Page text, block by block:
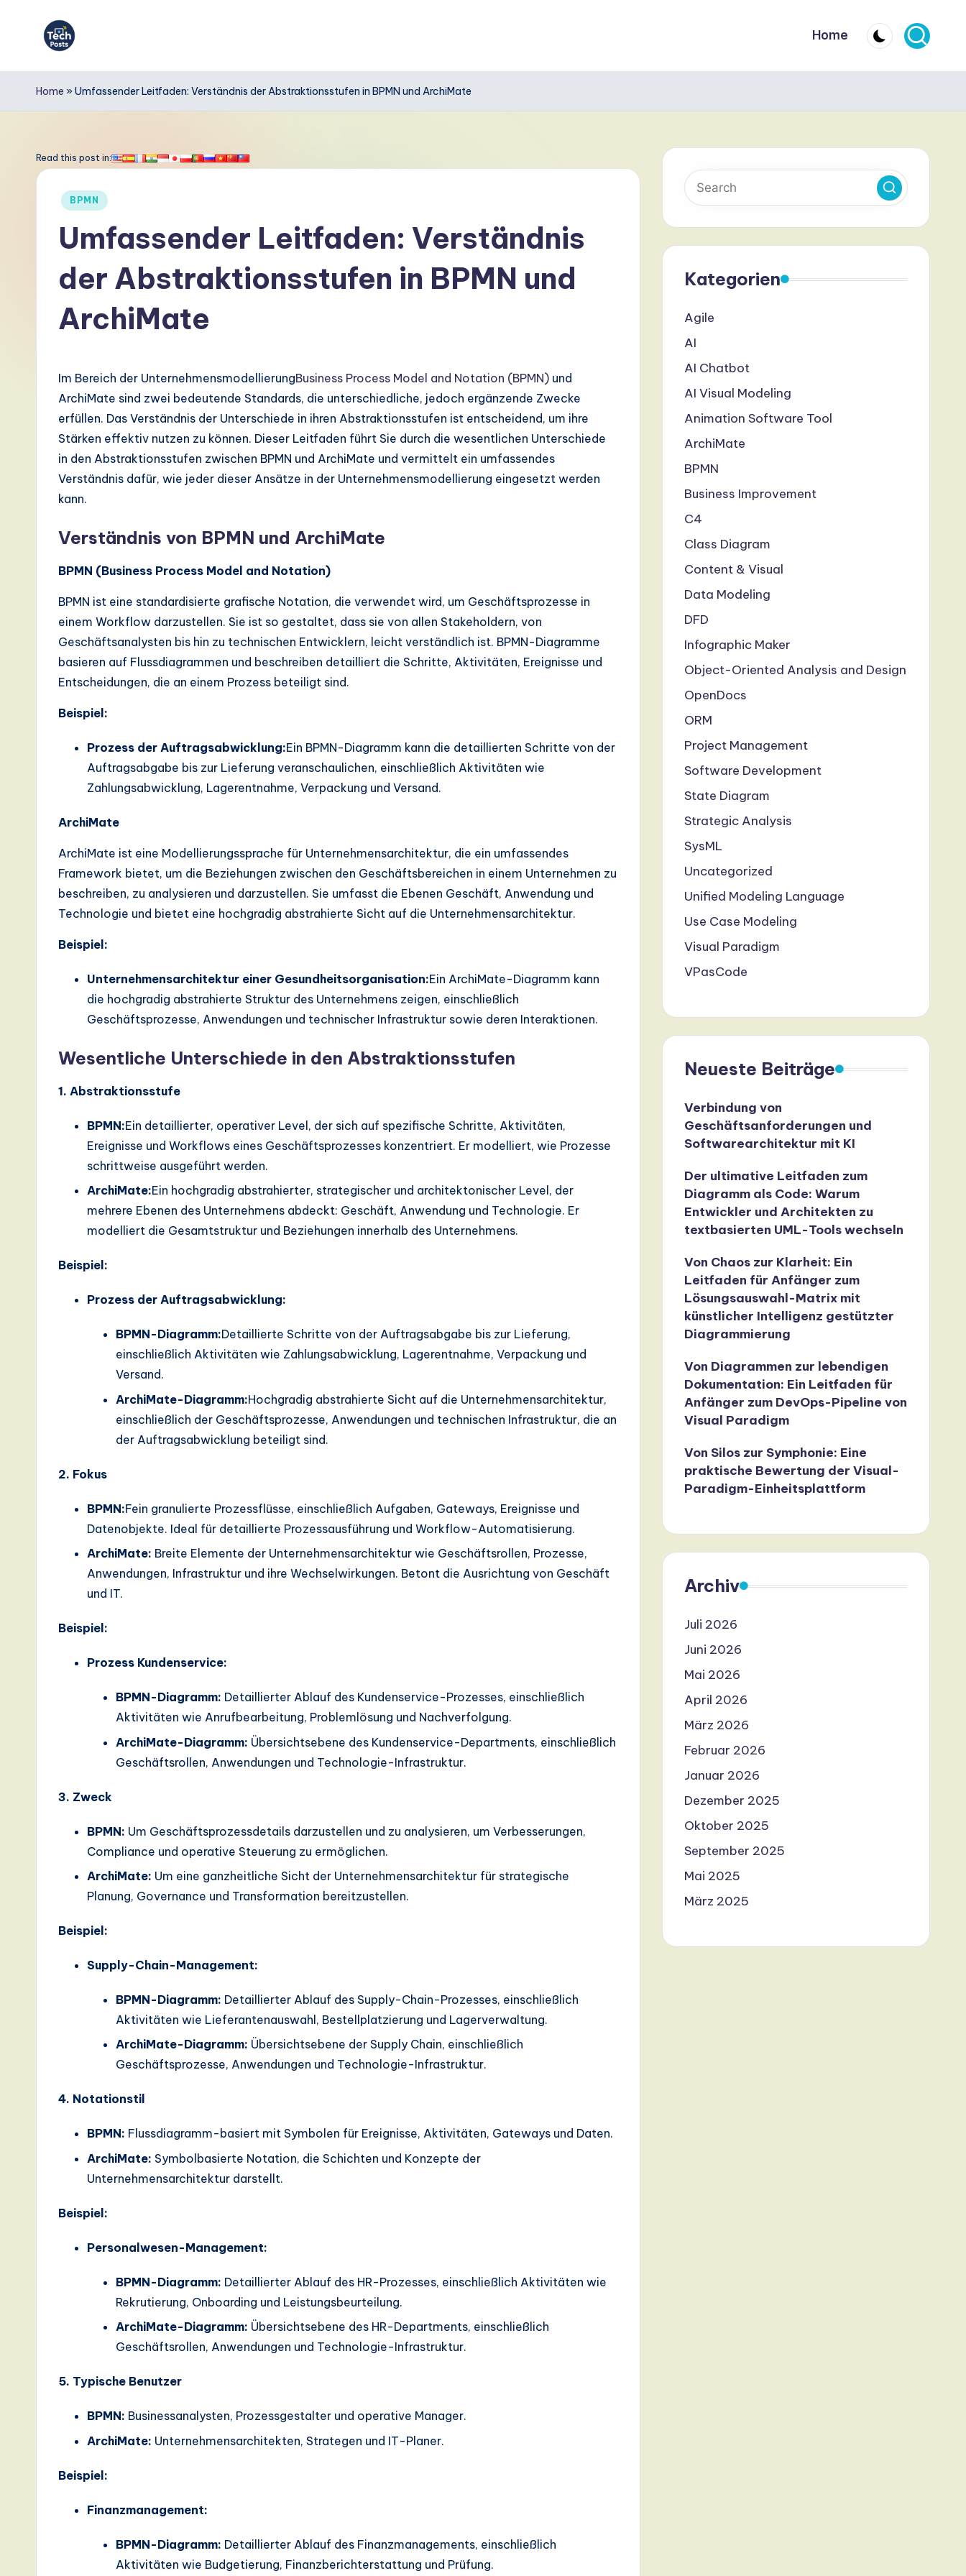
T
e
h
G
m
in
A
ft
w
Home
Home » Umfassender Leitfaden: Verständnis der Abstraktionsstufen in BPMN und ArchiMate
Read this post in:
Posted
BPMN
Umfassender Leitfaden: Verständnis
der Abstraktionsstufen in BPMN und
ArchiMate
Im Bereich der UnternehmensmodellierungBusiness Process Model and Notation (BPMN) und
ArchiMate sind zwei bedeutende Standards, die unterschiedliche, jedoch ergänzende Zwecke
erfüllen. Das Verständnis der Unterschiede in ihren Abstraktionsstufen ist entscheidend, um ihre
Stärken effektiv nutzen zu können. Dieser Leitfaden führt Sie durch die wesentlichen Unterschiede
in den Abstraktionsstufen zwischen BPMN und ArchiMate und vermittelt ein umfassendes
Verständnis dafür, wie jeder dieser Ansätze in der Unternehmensmodellierung eingesetzt werden
kann.
Verständnis von BPMN und ArchiMate
BPMN (Business Process Model and Notation)
BPMN ist eine standardisierte grafische Notation, die verwendet wird, um Geschäftsprozesse in
einem Workflow darzustellen. Sie ist so gestaltet, dass sie von allen Stakeholdern, von
Geschäftsanalysten bis hin zu technischen Entwicklern, leicht verständlich ist. BPMN-Diagramme
basieren auf Flussdiagrammen und beschreiben detailliert die Schritte, Aktivitäten, Ereignisse und
Entscheidungen, die an einem Prozess beteiligt sind.
Beispiel:
Prozess der Auftragsabwicklung:Ein BPMN-Diagramm kann die detaillierten Schritte von der
Auftragsabgabe bis zur Lieferung veranschaulichen, einschließlich Aktivitäten wie
Zahlungsabwicklung, Lagerentnahme, Verpackung und Versand.
ArchiMate
ArchiMate ist eine Modellierungssprache für Unternehmensarchitektur, die ein umfassendes
Framework bietet, um die Beziehungen zwischen den Geschäftsbereichen in einem Unternehmen zu
beschreiben, zu analysieren und darzustellen. Sie umfasst die Ebenen Geschäft, Anwendung und
Technologie und bietet eine hochgradig abstrahierte Sicht auf die Unternehmensarchitektur.
Beispiel:
Unternehmensarchitektur einer Gesundheitsorganisation:Ein ArchiMate-Diagramm kann
die hochgradig abstrahierte Struktur des Unternehmens zeigen, einschließlich
Geschäftsprozesse, Anwendungen und technischer Infrastruktur sowie deren Interaktionen.
Wesentliche Unterschiede in den Abstraktionsstufen
1. Abstraktionsstufe
BPMN:Ein detaillierter, operativer Level, der sich auf spezifische Schritte, Aktivitäten,
Ereignisse und Workflows eines Geschäftsprozesses konzentriert. Er modelliert, wie Prozesse
schrittweise ausgeführt werden.
ArchiMate:Ein hochgradig abstrahierter, strategischer und architektonischer Level, der
mehrere Ebenen des Unternehmens abdeckt: Geschäft, Anwendung und Technologie. Er
modelliert die Gesamtstruktur und Beziehungen innerhalb des Unternehmens.
Beispiel:
Prozess der Auftragsabwicklung:
BPMN-Diagramm:Detaillierte Schritte von der Auftragsabgabe bis zur Lieferung,
einschließlich Aktivitäten wie Zahlungsabwicklung, Lagerentnahme, Verpackung und
Versand.
ArchiMate-Diagramm:Hochgradig abstrahierte Sicht auf die Unternehmensarchitektur,
einschließlich der Geschäftsprozesse, Anwendungen und technischen Infrastruktur, die an
der Auftragsabwicklung beteiligt sind.
2. Fokus
BPMN:Fein granulierte Prozessflüsse, einschließlich Aufgaben, Gateways, Ereignisse und
Datenobjekte. Ideal für detaillierte Prozessausführung und Workflow-Automatisierung.
ArchiMate: Breite Elemente der Unternehmensarchitektur wie Geschäftsrollen, Prozesse,
Anwendungen, Infrastruktur und ihre Wechselwirkungen. Betont die Ausrichtung von Geschäft
und IT.
Beispiel:
Prozess Kundenservice:
BPMN-Diagramm: Detaillierter Ablauf des Kundenservice-Prozesses, einschließlich
Aktivitäten wie Anrufbearbeitung, Problemlösung und Nachverfolgung.
ArchiMate-Diagramm: Übersichtsebene des Kundenservice-Departments, einschließlich
Geschäftsrollen, Anwendungen und Technologie-Infrastruktur.
3. Zweck
BPMN: Um Geschäftsprozessdetails darzustellen und zu analysieren, um Verbesserungen,
Compliance und operative Steuerung zu ermöglichen.
ArchiMate: Um eine ganzheitliche Sicht der Unternehmensarchitektur für strategische
Planung, Governance und Transformation bereitzustellen.
Beispiel:
Supply-Chain-Management:
BPMN-Diagramm: Detaillierter Ablauf des Supply-Chain-Prozesses, einschließlich
Aktivitäten wie Lieferantenauswahl, Bestellplatzierung und Lagerverwaltung.
ArchiMate-Diagramm: Übersichtsebene der Supply Chain, einschließlich
Geschäftsprozesse, Anwendungen und Technologie-Infrastruktur.
4. Notationstil
BPMN: Flussdiagramm-basiert mit Symbolen für Ereignisse, Aktivitäten, Gateways und Daten.
ArchiMate: Symbolbasierte Notation, die Schichten und Konzepte der
Unternehmensarchitektur darstellt.
Beispiel:
Personalwesen-Management:
BPMN-Diagramm: Detaillierter Ablauf des HR-Prozesses, einschließlich Aktivitäten wie
Rekrutierung, Onboarding und Leistungsbeurteilung.
ArchiMate-Diagramm: Übersichtsebene des HR-Departments, einschließlich
Geschäftsrollen, Anwendungen und Technologie-Infrastruktur.
5. Typische Benutzer
BPMN: Businessanalysten, Prozessgestalter und operative Manager.
ArchiMate: Unternehmensarchitekten, Strategen und IT-Planer.
Beispiel:
Finanzmanagement:
BPMN-Diagramm: Detaillierter Ablauf des Finanzmanagements, einschließlich
Aktivitäten wie Budgetierung, Finanzberichterstattung und Prüfung.
Kategorien
Agile
AI
AI Chatbot
AI Visual Modeling
Animation Software Tool
ArchiMate
BPMN
Business Improvement
C4
Class Diagram
Content & Visual
Data Modeling
DFD
Infographic Maker
Object-Oriented Analysis and Design
OpenDocs
ORM
Project Management
Software Development
State Diagram
Strategic Analysis
SysML
Uncategorized
Unified Modeling Language
Use Case Modeling
Visual Paradigm
VPasCode
Neueste Beiträge
Verbindung von
Geschäftsanforderungen und
Softwarearchitektur mit KI
Der ultimative Leitfaden zum
Diagramm als Code: Warum
Entwickler und Architekten zu
textbasierten UML-Tools wechseln
Von Chaos zur Klarheit: Ein
Leitfaden für Anfänger zum
Lösungsauswahl-Matrix mit
künstlicher Intelligenz gestützter
Diagrammierung
Von Diagrammen zur lebendigen
Dokumentation: Ein Leitfaden für
Anfänger zum DevOps-Pipeline von
Visual Paradigm
Von Silos zur Symphonie: Eine
praktische Bewertung der Visual-
Paradigm-Einheitsplattform
Archiv
Juli 2026
Juni 2026
Mai 2026
April 2026
März 2026
Februar 2026
Januar 2026
Dezember 2025
Oktober 2025
September 2025
Mai 2025
März 2025